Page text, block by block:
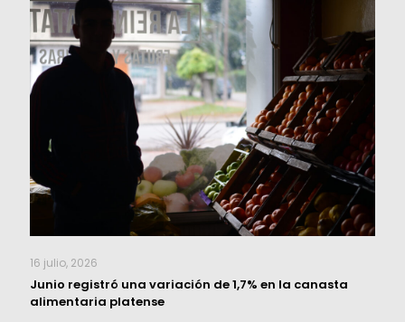
16 julio, 2026
Junio registró una variación de 1,7% en la canasta
alimentaria platense